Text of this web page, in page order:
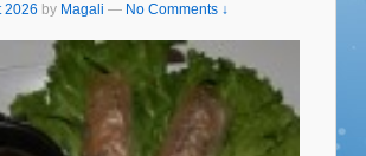
2026 by Magali — No Comments ↓